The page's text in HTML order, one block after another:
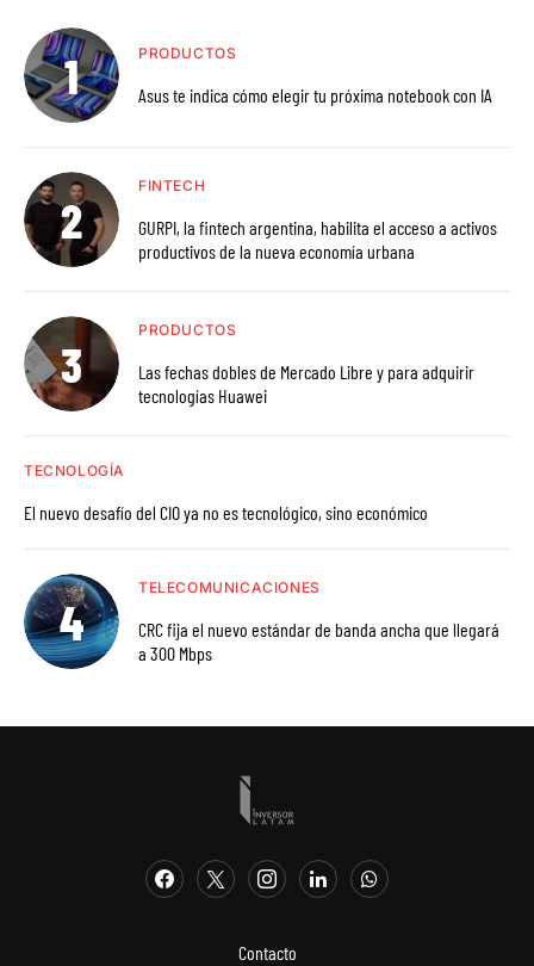
PRODUCTOS
Asus te indica cómo elegir tu próxima notebook con IA
FINTECH
GURPI, la fintech argentina, habilita el acceso a activos
productivos de la nueva economía urbana
PRODUCTOS
Las fechas dobles de Mercado Libre y para adquirir
tecnologías Huawei
TECNOLOGÍA
El nuevo desafío del CIO ya no es tecnológico, sino económico
TELECOMUNICACIONES
CRC fija el nuevo estándar de banda ancha que llegará
a 300 Mbps
Contacto